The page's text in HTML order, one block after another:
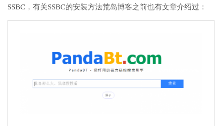
SSBC，有关SSBC的安装方法荒岛博客之前也有文章介绍过：